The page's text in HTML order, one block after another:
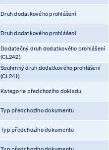
Druh dodatkového prohlášení
Druh dodatkového prohlášení
Dodatečný druh dodatkového prohlášení
(CL242)
Souhrnný druh dodatkového prohlášení
(CL241)
Kategorie předchozího dokladu
Typ předchozího dokumentu
Typ předchozího dokumentu